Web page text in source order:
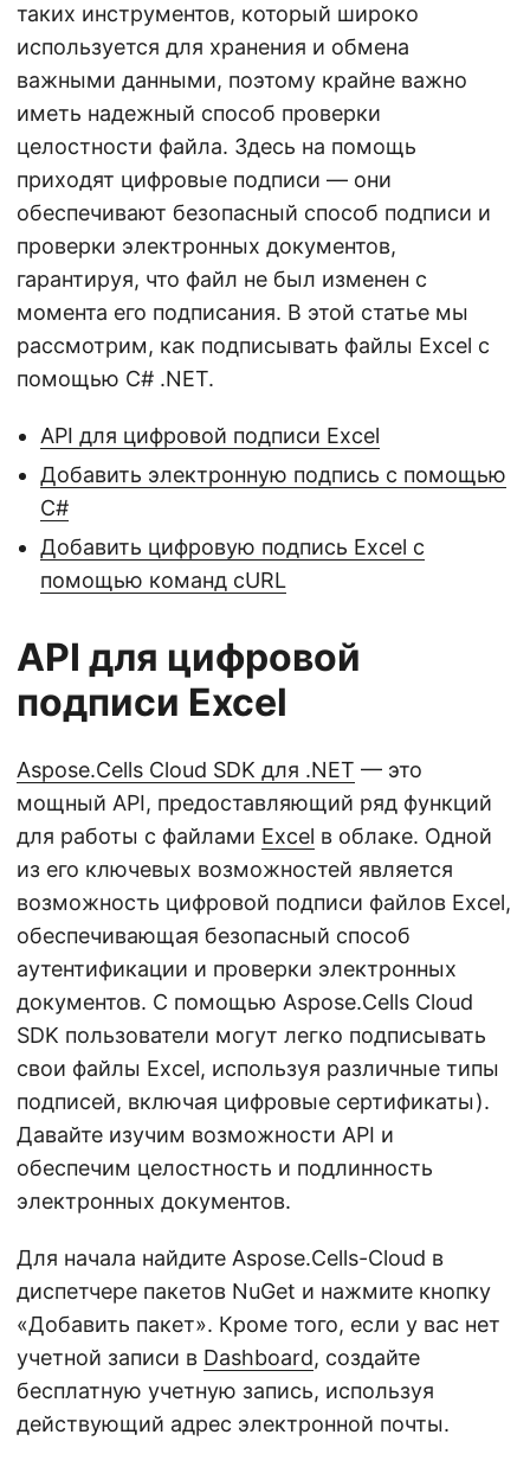
таких инструментов, который широко
используется для хранения и обмена
важными данными, поэтому крайне важно
иметь надежный способ проверки
целостности файла. Здесь на помощь
приходят цифровые подписи — они
обеспечивают безопасный способ подписи и
проверки электронных документов,
гарантируя, что файл не был изменен с
момента его подписания. В этой статье мы
рассмотрим, как подписывать файлы Excel с
помощью C# .NET.
API для цифровой подписи Excel
Добавить электронную подпись с помощью
C#
Добавить цифровую подпись Excel с
помощью команд cURL
API для цифровой
подписи Excel
Aspose.Cells Cloud SDK для .NET — это
мощный API, предоставляющий ряд функций
для работы с файлами Excel в облаке. Одной
из его ключевых возможностей является
возможность цифровой подписи файлов Excel,
обеспечивающая безопасный способ
аутентификации и проверки электронных
документов. С помощью Aspose.Cells Cloud
SDK пользователи могут легко подписывать
свои файлы Excel, используя различные типы
подписей, включая цифровые сертификаты).
Давайте изучим возможности API и
обеспечим целостность и подлинность
электронных документов.
Для начала найдите Aspose.Cells-Cloud в
диспетчере пакетов NuGet и нажмите кнопку
«Добавить пакет». Кроме того, если у вас нет
учетной записи в Dashboard, создайте
бесплатную учетную запись, используя
действующий адрес электронной почты.